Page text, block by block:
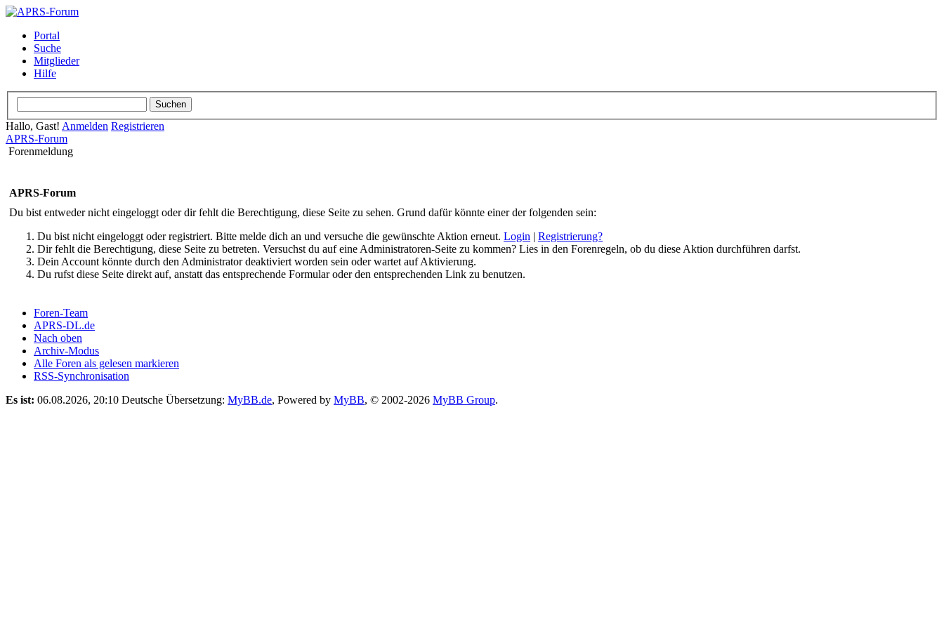
Portal
Suche
Mitglieder
Hilfe
Hallo, Gast! Anmelden Registrieren
APRS-Forum
Forenmeldung
APRS-Forum
Du bist entweder nicht eingeloggt oder dir fehlt die Berechtigung, diese Seite zu sehen. Grund dafür könnte einer der folgenden sein:
Du bist nicht eingeloggt oder registriert. Bitte melde dich an und versuche die gewünschte Aktion erneut. Login | Registrierung?
Dir fehlt die Berechtigung, diese Seite zu betreten. Versuchst du auf eine Administratoren-Seite zu kommen? Lies in den Forenregeln, ob du diese Aktion durchführen darfst.
Dein Account könnte durch den Administrator deaktiviert worden sein oder wartet auf Aktivierung.
Du rufst diese Seite direkt auf, anstatt das entsprechende Formular oder den entsprechenden Link zu benutzen.
Foren-Team
APRS-DL.de
Nach oben
Archiv-Modus
Alle Foren als gelesen markieren
RSS-Synchronisation
Es ist: 06.08.2026, 20:10 Deutsche Übersetzung: MyBB.de, Powered by MyBB, © 2002-2026 MyBB Group.